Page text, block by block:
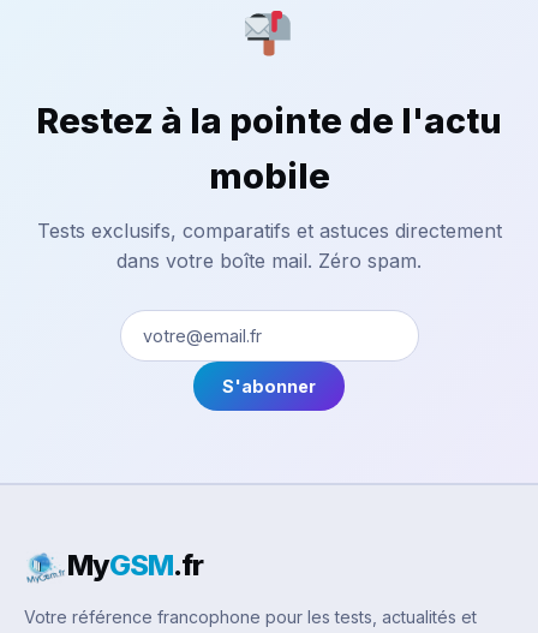
Restez à la pointe de l'actu
mobile
Tests exclusifs, comparatifs et astuces directement
dans votre boîte mail. Zéro spam.
S'abonner
MyGSM.fr
Votre référence francophone pour les tests, actualités et